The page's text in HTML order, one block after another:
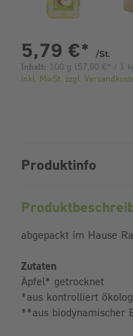
5,79 €* /St.
Inhalt: 100 g ( 57,90 € * / 1
inkl. MwSt. zzgl.
Produktinfo
abgepackt im Hause
Zutaten
Äpfel* getrocknet
*aus kontrolliert
**aus biodynamischer